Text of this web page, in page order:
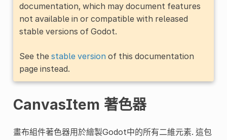
documentation, which may document features
not available in or compatible with released
stable versions of Godot.
See the stable versionof this documentation
page instead.
CanvasItem 著色器
畫布組件著色器用於繪製Godot中的所有二維元素. 這包